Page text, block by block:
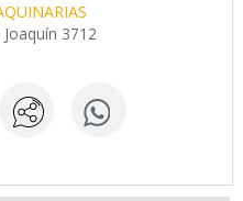
Joaquín 3712